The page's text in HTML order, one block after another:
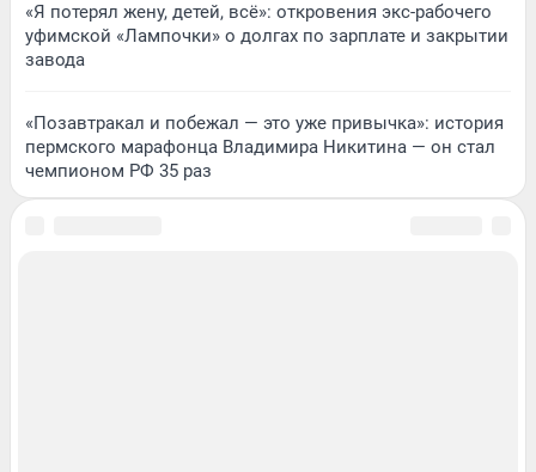
«Я потерял жену, детей, всё»: откровения экс-рабочего
уфимской «Лампочки» о долгах по зарплате и закрытии
завода
«Позавтракал и побежал — это уже привычка»: история
пермского марафонца Владимира Никитина — он стал
чемпионом РФ 35 раз